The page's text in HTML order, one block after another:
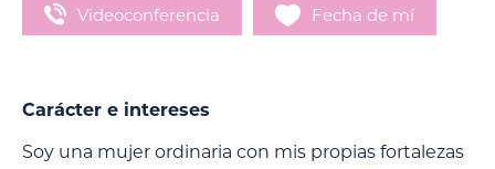
Videoconferencia Fecha de mí
Carácter e intereses
Soy una mujer ordinaria con mis propias fortalezas